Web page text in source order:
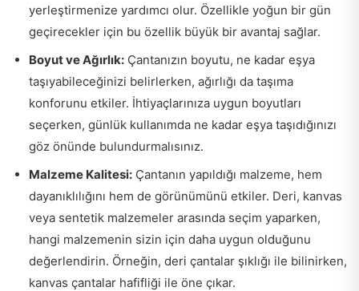
yerleştirmenize yardımcı olur. Özellikle yoğun bir gün
geçirecekler için bu özellik büyük bir avantaj sağlar.
Boyut ve Ağırlık: Çantanızın boyutu, ne kadar eşya
taşıyabileceğinizi belirlerken, ağırlığı da taşıma
konforunu etkiler. İhtiyaçlarınıza uygun boyutları
seçerken, günlük kullanımda ne kadar eşya taşıdığınızı
göz önünde bulundurmalısınız.
Malzeme Kalitesi: Çantanın yapıldığı malzeme, hem
dayanıklılığını hem de görünümünü etkiler. Deri, kanvas
veya sentetik malzemeler arasında seçim yaparken,
hangi malzemenin sizin için daha uygun olduğunu
değerlendirin. Örneğin, deri çantalar şıklığı ile bilinirken,
kanvas çantalar hafifliği ile öne çıkar.